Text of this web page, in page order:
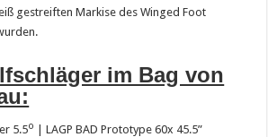
gestreiften Markise des Winged Foot
im Bag von
5.5o | LAGP BAD Prototype 60x 45.5”